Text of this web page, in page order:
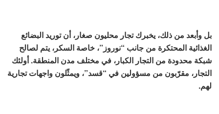
بل وأبعد من ذلك، يخبرك تجار محليون صغار، أن توريد البضائع
الغذائية المحتكرة من جانب “نوروز”، خاصة السكر، يتم لصالح
شبكة محدودة من التجار الكبار، في مختلف مدن المنطقة. أولئك
التجار، مقرّبون من مسؤولين في “قسد”، ويمثّلون واجهات تجارية
لهم.